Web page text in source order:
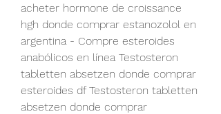
acheter hormone de croissance
hgh donde comprar estanozolol en
argentina - Compre esteroides
anabólicos en línea Testosteron
tabletten absetzen donde comprar
esteroides df Testosteron tabletten
absetzen donde comprar